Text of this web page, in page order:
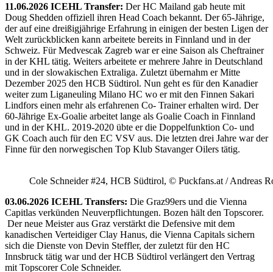
11.06.2026 ICEHL Transfer: Der HC Mailand gab heute mit
Doug Shedden offiziell ihren Head Coach bekannt. Der 65-Jährige,
der auf eine dreißigjährige Erfahrung in einigen der besten Ligen der
Welt zurückblicken kann arbeitete bereits in Finnland und in der
Schweiz. Für Medvescak Zagreb war er eine Saison als Cheftrainer
in der KHL tätig. Weiters arbeitete er mehrere Jahre in Deutschland
und in der slowakischen Extraliga. Zuletzt übernahm er Mitte
Dezember 2025 den HCB Südtirol. Nun geht es für den Kanadier
weiter zum Liganeuling Milano HC wo er mit den Finnen Sakari
Lindfors einen mehr als erfahrenen Co- Trainer erhalten wird. Der
60-Jährige Ex-Goalie arbeitet lange als Goalie Coach in Finnland
und in der KHL. 2019-2020 übte er die Doppelfunktion Co- und
GK Coach auch für den EC VSV aus. Die letzten drei Jahre war der
Finne für den norwegischen Top Klub Stavanger Oilers tätig.
Cole Schneider #24, HCB Südtirol, © Puckfans.at / Andreas
03.06.2026 ICEHL Transfers: Die Graz99ers und die Vienna
Capitlas verkünden Neuverpflichtungen. Bozen hält den Topscorer.
Der neue Meister aus Graz verstärkt die Defensive mit dem
kanadischen Verteidiger Clay Hanus, die Vienna Capitals sichern
sich die Dienste von Devin Steffler, der zuletzt für den HC
Innsbruck tätig war und der HCB Südtirol verlängert den Vertrag
mit Topscorer Cole Schneider.